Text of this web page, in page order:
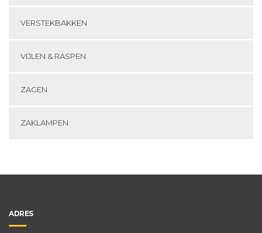
VERSTEKBAKKEN
VIJLEN & RASPEN
ZAGEN
ZAKLAMPEN
ADRES